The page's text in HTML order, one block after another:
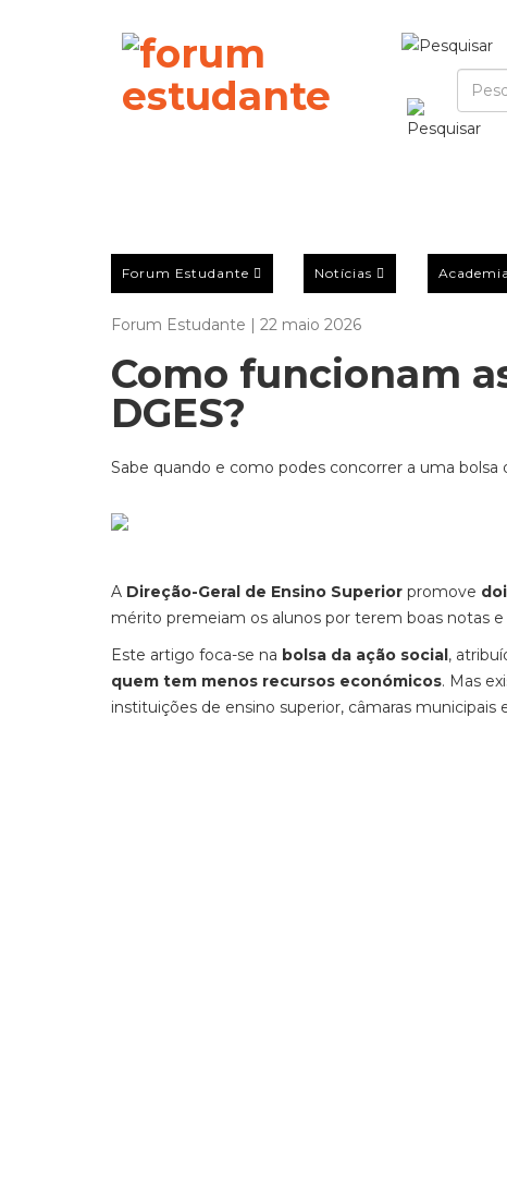
Forum Estudante Notícias
Forum Estudante | 22 maio 2026
Como funcionam
DGES?
Sabe quando e como podes concorrer a uma bolsa
A Direção-Geral de Ensino Superior promove
mérito premeiam os alunos por terem boas notas
Este artigo foca-se na bolsa da ação social,
quem tem menos recursos económicos. Mas
instituições de ensino superior, câmaras municipais